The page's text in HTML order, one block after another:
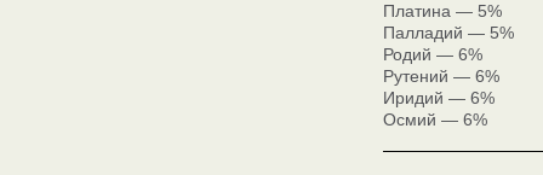
Платина — 5%
Палладий — 5%
Родий — 6%
Рутений — 6%
Иридий — 6%
Осмий — 6%